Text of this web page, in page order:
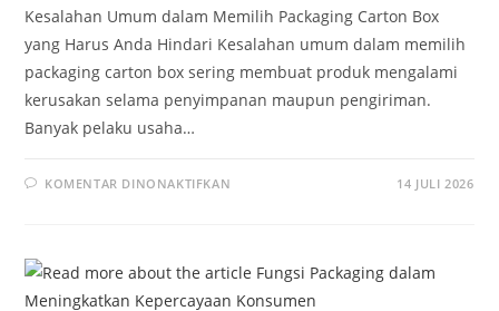
Kesalahan Umum dalam Memilih Packaging Carton Box
yang Harus Anda Hindari Kesalahan umum dalam memilih
packaging carton box sering membuat produk mengalami
kerusakan selama penyimpanan maupun pengiriman.
Banyak pelaku usaha…
KOMENTAR DINONAKTIFKAN 14 JULI 2026